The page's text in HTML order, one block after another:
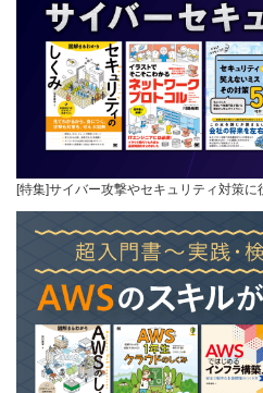
[特集]サイバー攻撃やセキュリティ対策